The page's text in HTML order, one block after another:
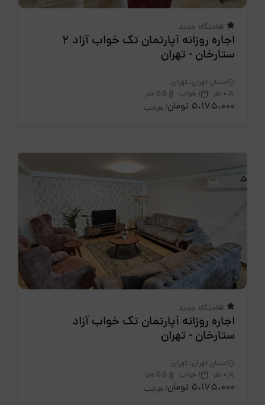
اقامتگاه جدید
اجاره روزانه آپارتمان تک خواب آزاد 2
ستارخان - تهران
استان تهران، تهران
0 نفر
1 خواب 55 متر
5،175،000 تومان / هرشب
اقامتگاه جدید
اجاره روزانه آپارتمان تک خواب آزاد
ستارخان - تهران
استان تهران، تهران
0 نفر
1 خواب 55 متر
5،175،000 تومان / هرشب